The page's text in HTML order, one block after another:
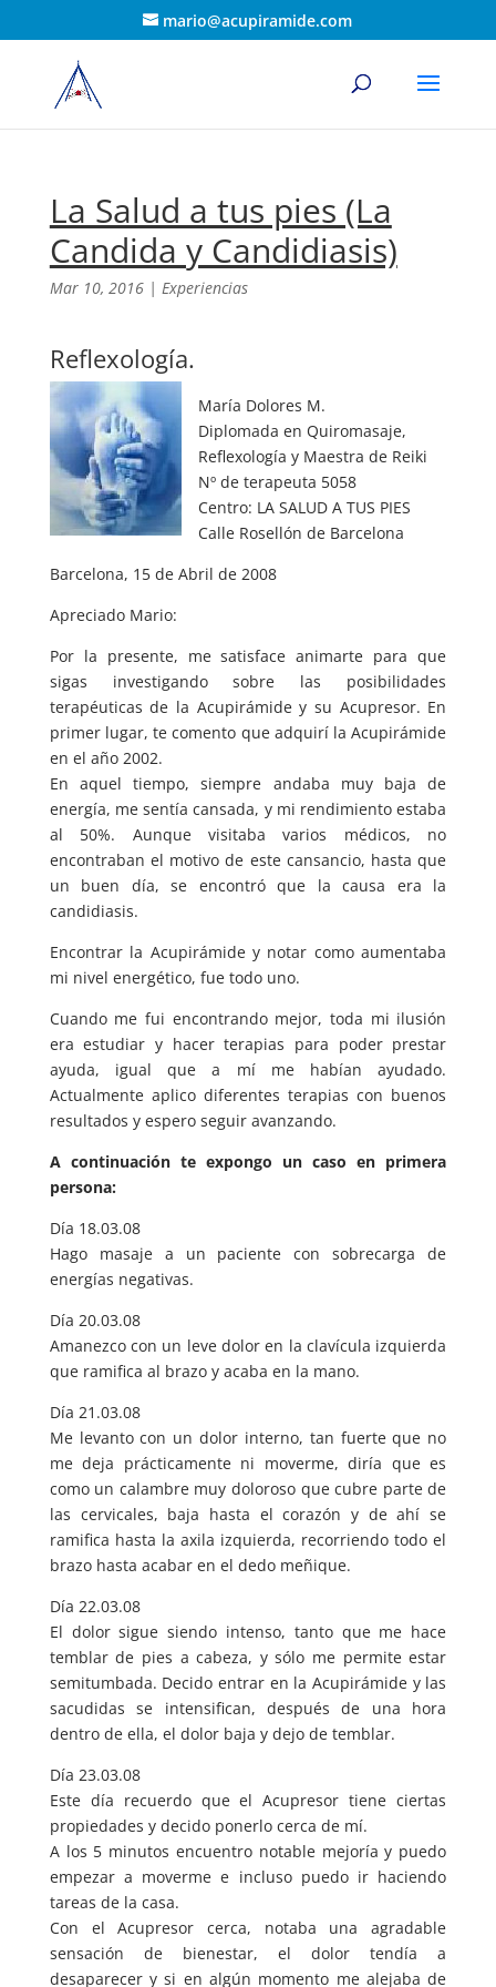
mario@acupiramide.com
La Salud a tus pies (La
Candida y Candidiasis)
Mar 10, 2016| Experiencias
Reflexología.
María Dolores M.
Diplomada en Quiromasaje,
Reflexología y Maestra de Reiki
Nº de terapeuta 5058
Centro: LA SALUD A TUS PIES
Calle Rosellón de Barcelona
Barcelona, 15 de Abril de 2008
Apreciado Mario:
Por la presente, me satisface animarte para que
sigas investigando sobre las posibilidades
terapéuticas de la Acupirámide y su Acupresor. En
primer lugar, te comento que adquirí la Acupirámide
en el año 2002.
En aquel tiempo, siempre andaba muy baja de
energía, me sentía cansada, y mi rendimiento estaba
al 50%. Aunque visitaba varios médicos, no
encontraban el motivo de este cansancio, hasta que
un buen día, se encontró que la causa era la
candidiasis.
Encontrar la Acupirámide y notar como aumentaba
mi nivel energético, fue todo uno.
Cuando me fui encontrando mejor, toda mi ilusión
era estudiar y hacer terapias para poder prestar
ayuda, igual que a mí me habían ayudado.
Actualmente aplico diferentes terapias con buenos
resultados y espero seguir avanzando.
A continuación te expongo un caso en primera
persona:
Día 18.03.08
Hago masaje a un paciente con sobrecarga de
energías negativas.
Día 20.03.08
Amanezco con un leve dolor en la clavícula izquierda
que ramifica al brazo y acaba en la mano.
Día 21.03.08
Me levanto con un dolor interno, tan fuerte que no
me deja prácticamente ni moverme, diría que es
como un calambre muy doloroso que cubre parte de
las cervicales, baja hasta el corazón y de ahí se
ramifica hasta la axila izquierda, recorriendo todo el
brazo hasta acabar en el dedo meñique.
Día 22.03.08
El dolor sigue siendo intenso, tanto que me hace
temblar de pies a cabeza, y sólo me permite estar
semitumbada. Decido entrar en la Acupirámide y las
sacudidas se intensifican, después de una hora
dentro de ella, el dolor baja y dejo de temblar.
Día 23.03.08
Este día recuerdo que el Acupresor tiene ciertas
propiedades y decido ponerlo cerca de mí.
A los 5 minutos encuentro notable mejoría y puedo
empezar a moverme e incluso puedo ir haciendo
tareas de la casa.
Con el Acupresor cerca, notaba una agradable
sensación de bienestar, el dolor tendía a
desaparecer y si en algún momento me alejaba de